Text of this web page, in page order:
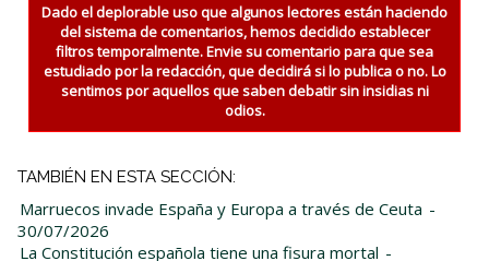
Dado el deplorable uso que algunos lectores están haciendo
del sistema de comentarios, hemos decidido establecer
filtros temporalmente. Envie su comentario para que sea
estudiado por la redacción, que decidirá si lo publica o no. Lo
sentimos por aquellos que saben debatir sin insidias ni
odios.
TAMBIÉN EN ESTA SECCIÓN:
Marruecos invade España y Europa a través de Ceuta -
30/07/2026
La Constitución española tiene una fisura mortal -